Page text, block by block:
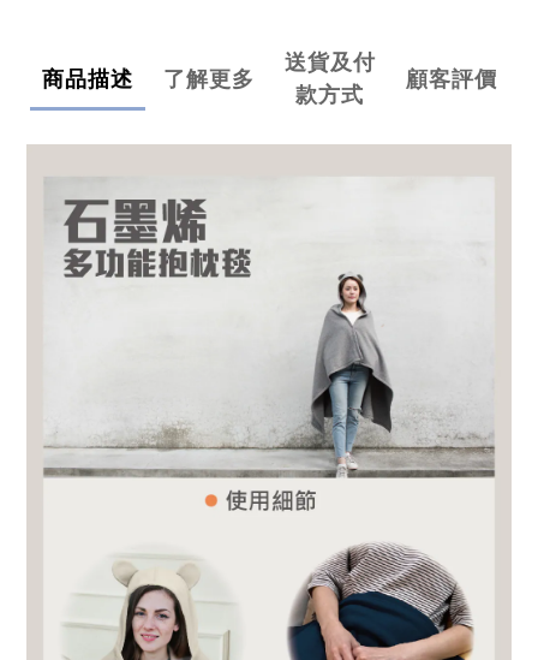
商品描述 了解更多
送貨及付
款方式
顧客評價